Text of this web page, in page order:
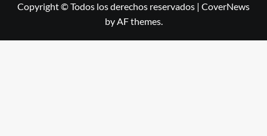
Copyright © Todos los derechos reservados | CoverNews
by AF themes.